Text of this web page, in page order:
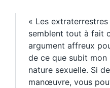
« Les extraterrestres
semblent tout à fait
argument affreux
de ce que subit mon
nature sexuelle. Si
manœuvre, vous